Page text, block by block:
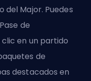
Major. Puedes
de
en un partido
de
destacados en